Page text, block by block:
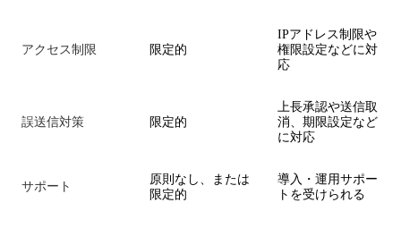
アクセス制限 限定的
IPアドレス制限や
権限設定などに対
応
誤送信対策 限定的
上長承認や送信取
消、期限設定など
に対応
サポート
原則なし、または
限定的
導入・運用サポー
トを受けられる